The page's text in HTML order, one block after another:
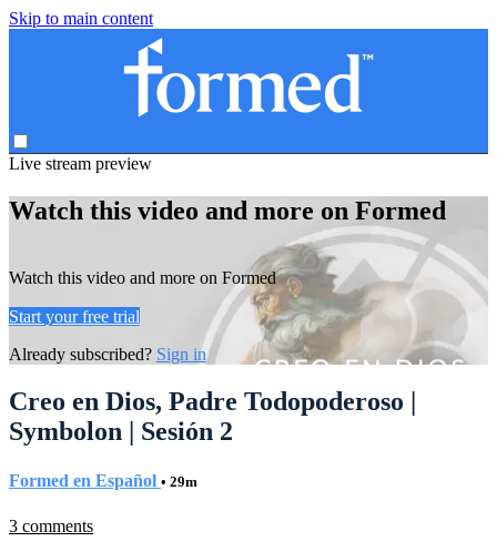
Skip to main content
Live stream preview
Watch this video and more on Formed
Watch this video and more on Formed
Start your free trial
Already subscribed? Sign in
Creo en Dios, Padre Todopoderoso |
Symbolon | Sesión 2
Formed en Español • 29m
3 comments